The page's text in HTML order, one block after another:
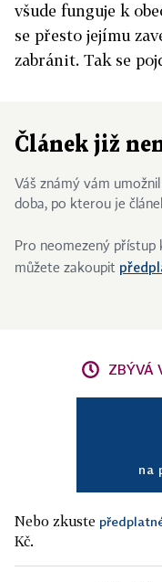
všude funguje k
se přesto jejímu
zabránit. Tak se
Článek již
Váš známý vám
doba, po kterou je
Pro neomezený přístup
můžete zakoupit
ZBÝVÁ
na
Nebo zkuste
Kč.